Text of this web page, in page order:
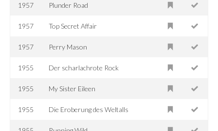
1957 Plunder Road
1957 Top Secret Affair
1957 Perry Mason
1955 Der scharlachrote Rock
1955 My Sister Eileen
1955 Die Eroberung des Weltalls